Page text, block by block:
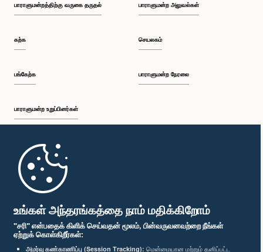
உங்கள் அந்தரங்கத்தை நாம் மதிக்கிறோம்
"சரி" என்பதைக் கிளிக் செய்வதன் மூலம், பின்வருவனவற்றை நீங்கள்
ஏற்றுக் கொள்கிறீர்கள்:
அமர்வு கண்காணிப்பு (Session Tracking): மென்மையான மற்றும் தனிப்பட்ட
பாராளுமன்றத்திற்கு வருகை தருதல்
கற்க
பங்கேற்க
பாராளுமன்ற உறுப்பினர்கள்
முதற்பக்கம்
பாராளுமன்ற அலுவல்கள்
செயலகம்
பாராளுமன்ற நேரலை
பாராளுமன்ற கையடக்க செயலி